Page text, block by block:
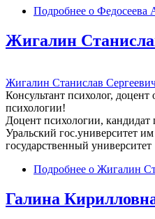
Подробнее о Федосеева
Жигалин
Жигалин Станислав
Консультант психолог,
психологии!
Доцент психологии, кандидат
Уральский гос.университет
государственный университет
Подробнее о Жигалин
Галина